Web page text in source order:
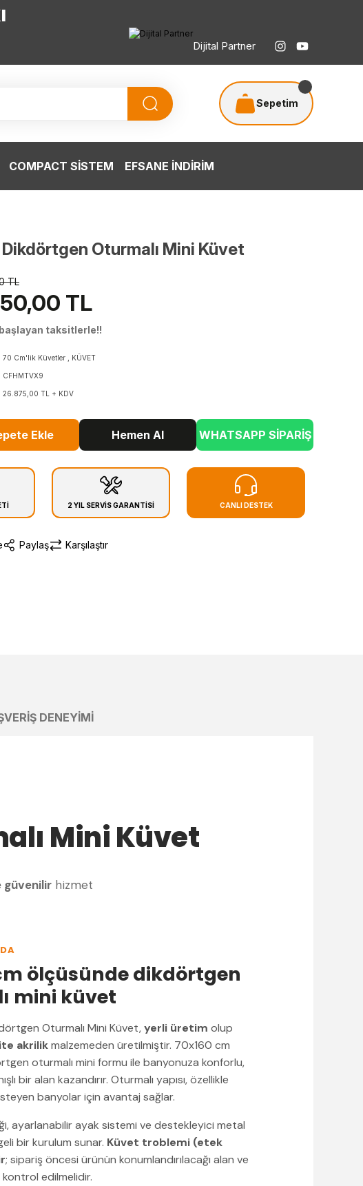
Dijital Partner
Sepetim
COMPACT SİSTEM EFSANE İNDİRİM
Oturmalı Mini Küvet
TL
TL
taksitlerle!!
70 Cm'lik Küvetler KÜVET
CFHMTVX9
26.875,00 TL + KDV
Ekle Hemen Al WHATSAPP SİPARİŞ
2 YIL SERVİS GARANTİSİ CANLI DESTEK
Paylaş Karşılaştır
DENEYIMI
Mini Küvet
güvenilirhizmet
ölçüsünde dikdörtgen
mini küvet
Oturmalı Mini Küvet,yerli üretim olup
akrilikmalzemeden üretilmiştir. 70x160 cm
oturmalı mini formu ile banyonuza konforlu,
bir alan kazandırır. Oturmalı yapısı, özellikle
banyolar için avantaj sağlar.
ayarlanabilir ayak sistemi ve destekleyici metal
bir kurulum sunar. Küvet troblemi (etek
; sipariş öncesi ürünün konumlandırılacağı alan ve
kontrol edilmelidir.